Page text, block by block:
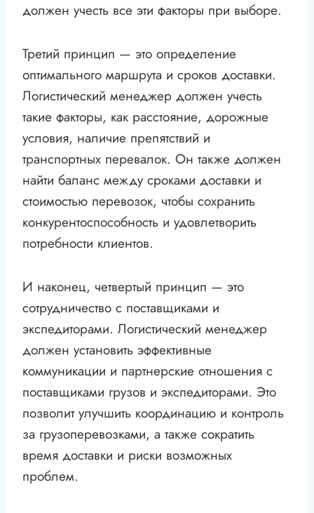
должен учесть все эти факторы при выборе.
Третий принцип — это определение
оптимального маршрута и сроков доставки.
Логистический менеджер должен учесть
такие факторы, как расстояние, дорожные
условия, наличие препятствий и
транспортных перевалок. Он также должен
найти баланс между сроками доставки и
стоимостью перевозок, чтобы сохранить
конкурентоспособность и удовлетворить
потребности клиентов.
И наконец, четвертый принцип — это
сотрудничество с поставщиками и
экспедиторами. Логистический менеджер
должен установить эффективные
коммуникации и партнерские отношения с
поставщиками грузов и экспедиторами. Это
позволит улучшить координацию и контроль
за грузоперевозками, а также сократить
время доставки и риски возможных
проблем.